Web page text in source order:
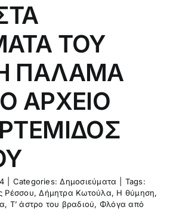
ΤΟΥ
ΠΑΛΑΜΑ
ΑΡΧΕΙΟ
Categories:Δημοσιεύματα
Tags:
Ρέσσου,Δήμητρα Κωτούλα, Η θύμηση,
, Τ’ άστρο του βραδιού, Φλόγα από